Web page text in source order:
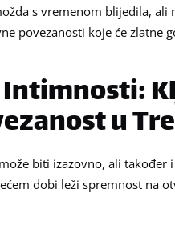
s vremenom blijedila,
povezanosti koje će zlatne
u
biti izazovno, ali također
dobi leži spremnost na